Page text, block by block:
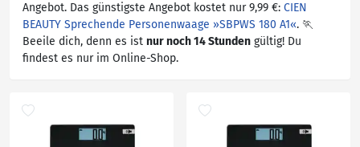
Angebot. Das günstigste Angebot kostet nur 9,99 €: CIEN
BEAUTY Sprechende Personenwaage »SBPWS 180 A1«. 🏃
Beeile dich, denn es ist nur noch 14 Stunden gültig! Du
findest es nur im Online-Shop.